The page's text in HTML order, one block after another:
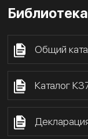
Библиотека
Общий
Каталог